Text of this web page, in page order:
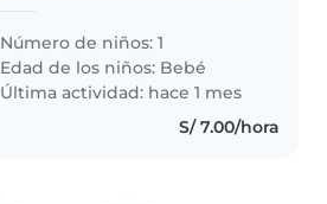
Número de niños: 1
Edad de los niños: Bebé
Última actividad: hace 1 mes
S/ 7.00/hora